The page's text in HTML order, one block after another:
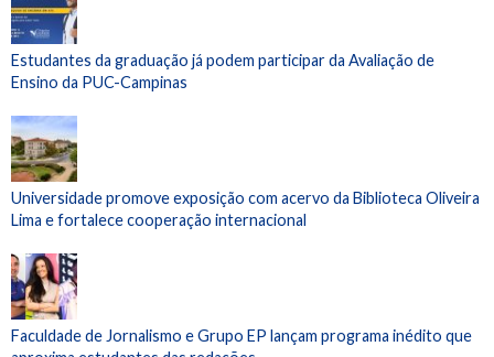
Estudantes da graduação já podem participar da Avaliação de
Ensino da PUC-Campinas
Universidade promove exposição com acervo da Biblioteca Oliveira
Lima e fortalece cooperação internacional
Faculdade de Jornalismo e Grupo EP lançam programa inédito que